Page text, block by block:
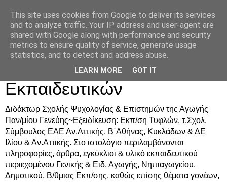
Δρ. Ράνια Χιουρέα-
Συμβουλευτική &
Υποστήριξη Γονέων &
Εκπαιδευτικών
Διδάκτωρ Σχολής Ψυχολογίας & Επιστημών της Αγωγής
Παν/μίου Γενεύης~Εξειδίκευση: Εκπ/ση Τυφλών. τ.Σχολ.
Σύμβουλος ΕΑΕ Αν.Αττικής, Β΄Αθήνας, Κυκλάδων & ΔΕ
Ιλίου & Αν.Αττικής. Στο ιστολόγιο περιλαμβάνονται
πληροφορίες, άρθρα, εγκύκλιοι & υλικό εκπαιδευτικού
περιεχομένου Γενικής & Ειδ. Αγωγής, Νηπιαγωγείου,
Δημοτικού, Β/θμιας Εκπ/σης, καθώς επίσης θέματα γονέων,
This site uses cookies from Google to deliver its services
and to analyze traffic. Your IP address and user-agent are
shared with Google along with performance and security
metrics to ensure quality of service, generate usage
statistics, and to detect and address abuse.
LEARN MORE GOT IT